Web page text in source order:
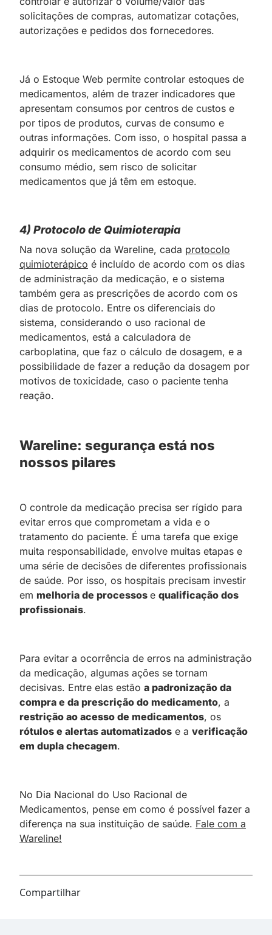
solicitações de compras, automatizar cotações,
autorizações e pedidos dos fornecedores.
Já o Estoque Web permite controlar estoques de
medicamentos, além de trazer indicadores que
apresentam consumos por centros de custos e
por tipos de produtos, curvas de consumo e
outras informações. Com isso, o hospital passa a
adquirir os medicamentos de acordo com seu
consumo médio, sem risco de solicitar
medicamentos que já têm em estoque.
4) Protocolo de Quimioterapia
Na nova solução da Wareline, cada protocolo
quimioterápico é incluído de acordo com os dias
de administração da medicação, e o sistema
também gera as prescrições de acordo com os
dias de protocolo. Entre os diferenciais do
sistema, considerando o uso racional de
medicamentos, está a calculadora de
carboplatina, que faz o cálculo de dosagem, e a
possibilidade de fazer a redução da dosagem por
motivos de toxicidade, caso o paciente tenha
reação.
Wareline: segurança está nos
nossos pilares
O controle da medicação precisa ser rígido para
evitar erros que comprometam a vida e o
tratamento do paciente. É uma tarefa que exige
muita responsabilidade, envolve muitas etapas e
uma série de decisões de diferentes profissionais
de saúde. Por isso, os hospitais precisam investir
em melhoria de processos e qualificação dos
profissionais.
Para evitar a ocorrência de erros na administração
da medicação, algumas ações se tornam
decisivas. Entre elas estão a padronização da
compra e da prescrição do medicamento, a
restrição ao acesso de medicamentos, os
rótulos e alertas automatizados e a verificação
em dupla checagem.
No Dia Nacional do Uso Racional de
Medicamentos, pense em como é possível fazer a
diferença na sua instituição de saúde. Fale com a
Wareline!
Compartilhar